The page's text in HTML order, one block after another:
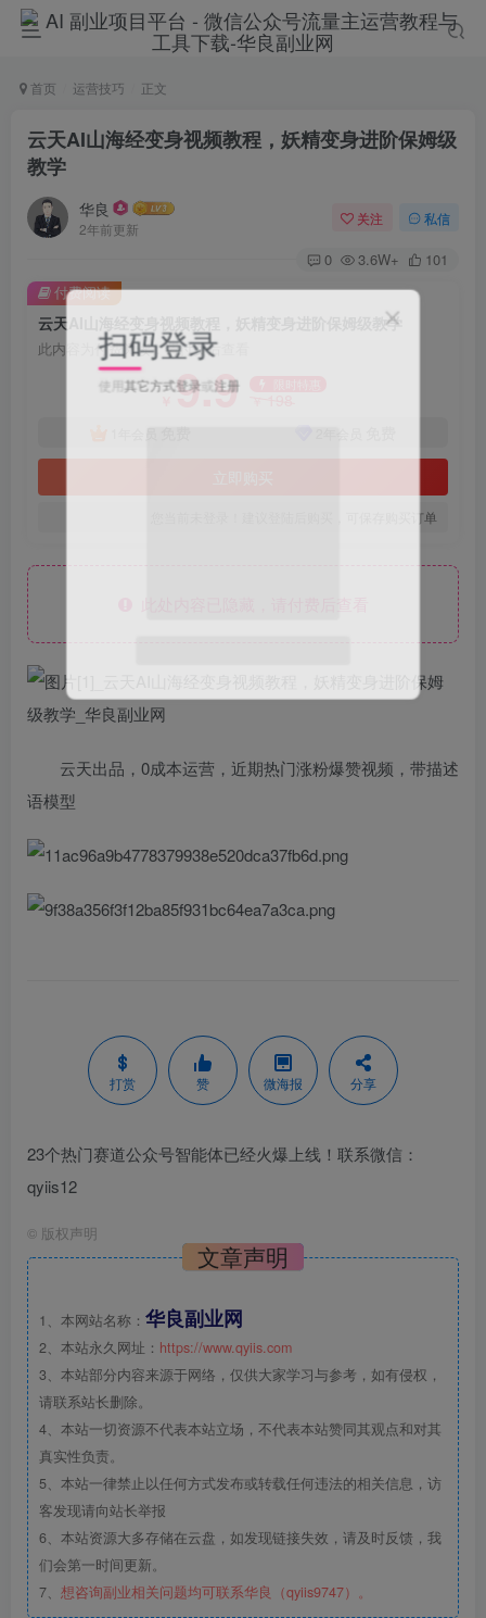
首页 运营技巧 正文
云天AI山海经变身视频教程，妖精变身进阶保姆级
教学
华良
2年前更新
关注 私信
0 3.6W+ 101
云天AI山海经变身视频教程，妖精变身进阶保姆级教学
此内容为付费阅读，请付费后查看
9.9
您当前未登录！建议登陆后购买，可保存购买订单
付费阅读
云天出品，0成本运营，近期热门涨粉爆赞视频，带描述
语模型
打赏 赞 微海报 分享
23个热门赛道公众号智能体已经火爆上线！联系微信：
qyiis12
© 版权声明
文章声明
1、本网站名称： 华良副业网
2、本站永久网址： https://www.qyiis.com
3、本站部分内容来源于网络，仅供大家学习与参考，如有侵权，
请联系站长删除。
4、本站一切资源不代表本站立场，不代表本站赞同其观点和对其
真实性负责。
5、本站一律禁止以任何方式发布或转载任何违法的相关信息，访
客发现请向站长举报
6、本站资源大多存储在云盘，如发现链接失效，请及时反馈，我
们会第一时间更新。
7、 想咨询副业相关问题均可联系华良（qyiis9747）。
扫码登录
使用其它方式登录或注册